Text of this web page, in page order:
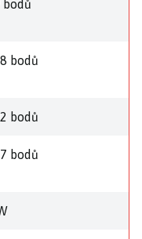
bodů
bodů
bodů
bodů